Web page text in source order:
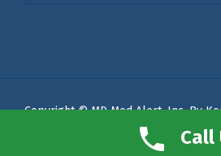
Copyright © MD Med Alert, Inc. By
Privacy PolicyCall